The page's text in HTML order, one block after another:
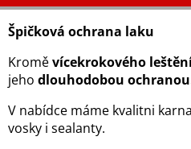
Špičková ochrana laku
Kroměvícekrokového
jeho dlouhodobou
V nabídce máme kvalitni
vosky i sealanty.